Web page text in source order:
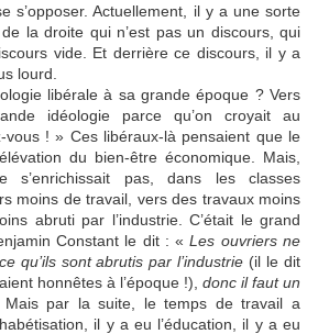
s’opposer. Actuellement, il y a une sorte
la droite qui n’est pas un discours, qui
vide. Et derrière ce discours, il y a
lourd.
libérale à sa grande époque ? Vers
idéologie parce qu’on croyait au
vous ! » Ces libéraux-là pensaient que le
du bien-être économique. Mais,
s’enrichissait pas, dans les classes
moins de travail, vers des travaux moins
abruti par l’industrie. C’était le grand
Constant le dit : «Les ouvriers ne
qu’ils sont abrutis par l’industrie (il le dit
honnêtes à l’époque !), donc il faut un
par la suite, le temps de travail a
il y a eu l’éducation, il y a eu